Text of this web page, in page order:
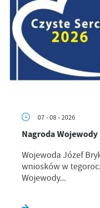
07 - 08 - 2026
Nagroda Wojewody
Wojewoda Józef
wniosków w
Wojewody...